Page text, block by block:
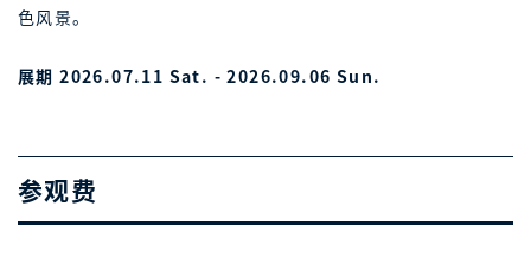
色风景。
展期 2026.07.11 Sat. - 2026.09.06 Sun.
参观费